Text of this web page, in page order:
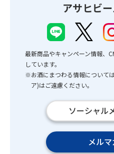
アサヒビ
最新商品やキャンペーン情報、
しています。
※お酒にまつわる情報について
ア)はご遠慮ください。
ソーシャル
メル